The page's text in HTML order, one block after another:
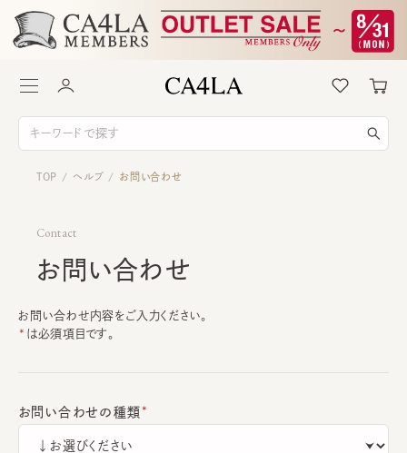
TOP / ヘルプ / お問い合わせ
Contact
お問い合わせ
お問い合わせ内容をご入力ください。
は必須項目です。
お問い合わせの種類